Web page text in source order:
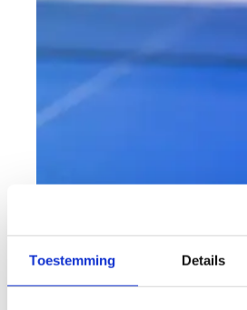
Toestemming Details